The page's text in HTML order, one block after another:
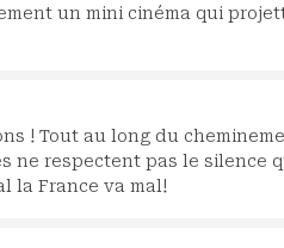
un mini cinéma qui
! Tout au long du
ne respectent pas le silence
la France va mal!